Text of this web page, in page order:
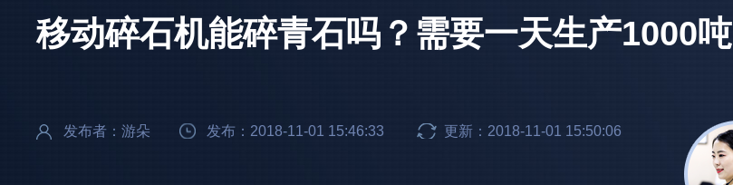
移动碎石机能碎青石吗？需要一天生产1000吨
发布者：游朵 发布：2018-11-01 15:46:33 更新：2018-11-01 15:50:06